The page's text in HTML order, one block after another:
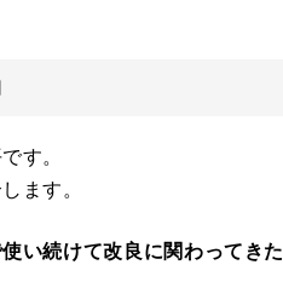
す。
ます。
い続けて改良に関わってきた